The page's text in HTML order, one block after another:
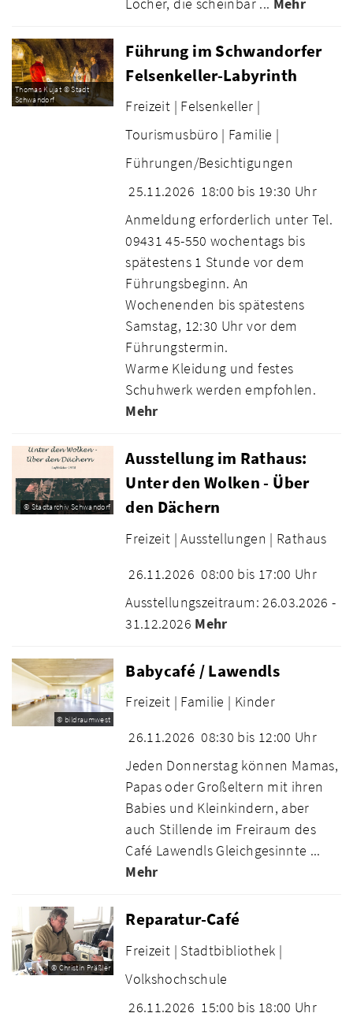
Thomas Kujat © Stadt
Schwandorf
Führung im Schwandorfer
Felsenkeller-Labyrinth
Freizeit | Felsenkeller |
Tourismusbüro | Familie |
Führungen/Besichtigungen
25.11.2026 18:00 bis 19:30 Uhr
Anmeldung erforderlich unter Tel.
09431 45-550 wochentags bis
spätestens 1 Stunde vor dem
Führungsbeginn. An
Wochenenden bis spätestens
Samstag, 12:30 Uhr vor dem
Führungstermin.
Warme Kleidung und festes
Schuhwerk werden empfohlen.
Mehr
© Stadtarchiv Schwandorf
Ausstellung im Rathaus:
Unter den Wolken - Über
den Dächern
Freizeit | Ausstellungen | Rathaus
26.11.2026 08:00 bis 17:00 Uhr
Ausstellungszeitraum: 26.03.2026 -
31.12.2026 Mehr
© bildraumwest
Babycafé / Lawendls
Freizeit | Familie | Kinder
26.11.2026 08:30 bis 12:00 Uhr
Jeden Donnerstag können Mamas,
Papas oder Großeltern mit ihren
Babies und Kleinkindern, aber
auch Stillende im Freiraum des
Café Lawendls Gleichgesinnte ...
Mehr
© Christin Präßler
Reparatur-Café
Freizeit | Stadtbibliothek |
Volkshochschule
26.11.2026 15:00 bis 18:00 Uhr